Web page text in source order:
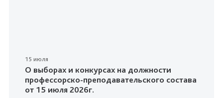
15 июля
О выборах и конкурсах на должности
профессорско-преподавательского состава
от 15 июля 2026г.